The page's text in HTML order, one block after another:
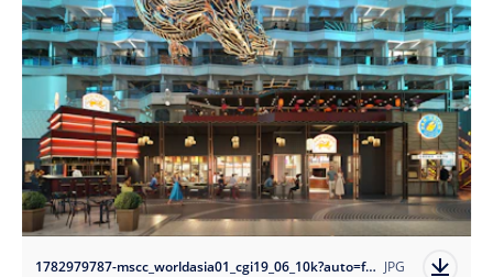
1782979787-mscc_worldasia01_cgi19_06_10k?auto=format JPG